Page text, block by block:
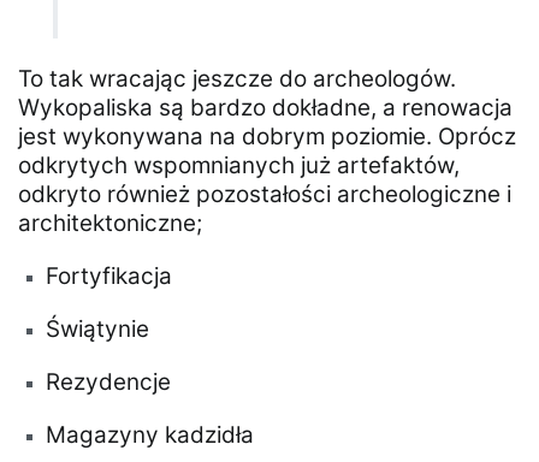
To tak wracając jeszcze do archeologów.
Wykopaliska są bardzo dokładne, a renowacja
jest wykonywana na dobrym poziomie. Oprócz
odkrytych wspomnianych już artefaktów,
odkryto również pozostałości archeologiczne i
architektoniczne;
Fortyfikacja
Świątynie
Rezydencje
Magazyny kadzidła